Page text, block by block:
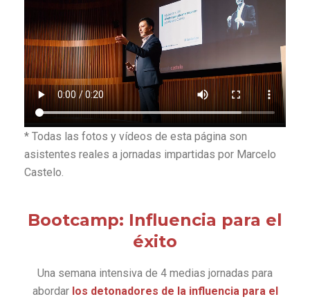
* Todas las fotos y vídeos de esta página son
asistentes reales a jornadas impartidas por Marcelo
Castelo.
Bootcamp: Influencia para el
éxito
Una semana intensiva de 4 medias jornadas para
abordar los detonadores de la influencia para el